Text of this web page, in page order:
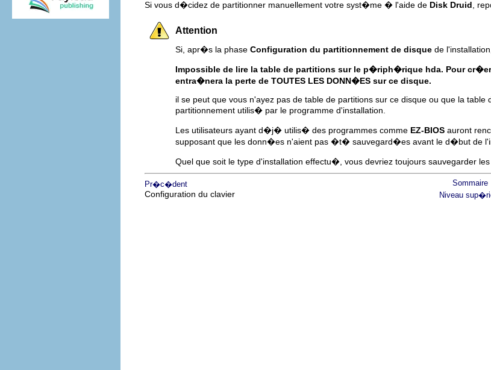
Si vous d�cidez de partitionner manuellement votre syst�me � l'aide de Disk Druid ,
Attention
Si, apr�s la phase Configuration du partitionnement de disque de
Impossible de lire la table de partitions sur le p�riph�rique hda. Pour
entra�nera la perte de TOUTES LES DONN�ES sur ce disque.
il se peut que vous n'ayez pas de table de partitions sur ce disque ou que la
partitionnement utilis� par le programme d'installation.
Les utilisateurs ayant d�j� utilis� des programmes comme EZ-BIOS auront
supposant que les donn�es n'aient pas �t� sauvegard�es avant le d�but de
Quel que soit le type d'installation effectu�, vous devriez toujours sauvegarder
Pr�c�dent Sommaire
Configuration du clavier Niveau